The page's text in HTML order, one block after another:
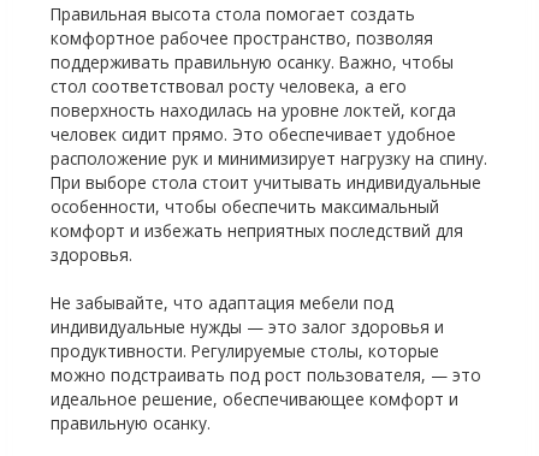
Правильная высота стола помогает создать
комфортное рабочее пространство, позволяя
поддерживать правильную осанку. Важно, чтобы
стол соответствовал росту человека, а его
поверхность находилась на уровне локтей, когда
человек сидит прямо. Это обеспечивает удобное
расположение рук и минимизирует нагрузку на спину.
При выборе стола стоит учитывать индивидуальные
особенности, чтобы обеспечить максимальный
комфорт и избежать неприятных последствий для
здоровья.
Не забывайте, что адаптация мебели под
индивидуальные нужды — это залог здоровья и
продуктивности. Регулируемые столы, которые
можно подстраивать под рост пользователя, — это
идеальное решение, обеспечивающее комфорт и
правильную осанку.